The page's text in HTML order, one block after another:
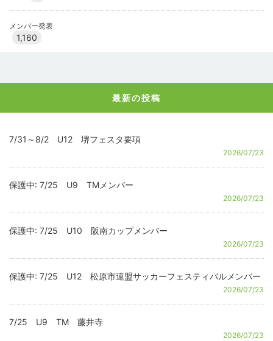
メンバー発表
1,160
最新の投稿
7/31～8/2 U12 堺フェスタ要項
2026/07/23
保護中: 7/25 U9 TMメンバー
2026/07/23
保護中: 7/25 U10 阪南カップメンバー
2026/07/23
保護中: 7/25 U12 松原市連盟サッカーフェスティバルメンバー
2026/07/23
7/25 U9 TM 藤井寺
2026/07/23